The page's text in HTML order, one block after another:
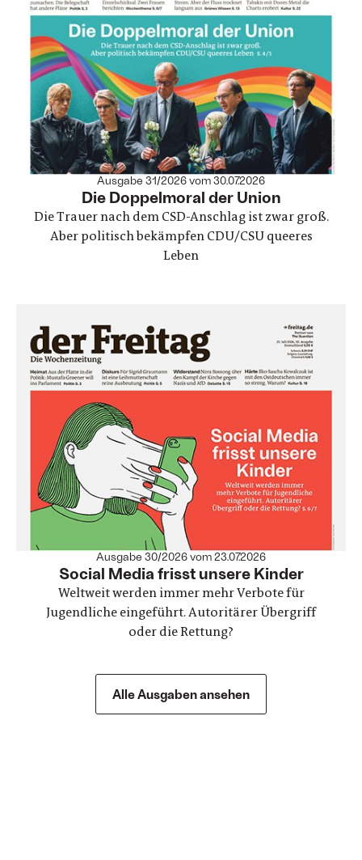
Ausgabe 31/2026 vom 30.07.2026
Die Doppelmoral der Union
Die Trauer nach dem CSD-Anschlag ist zwar groß.
Aber politisch bekämpfen CDU/CSU queeres
Leben
Ausgabe 30/2026 vom 23.07.2026
Social Media frisst unsere Kinder
Weltweit werden immer mehr Verbote für
Jugendliche eingeführt. Autoritärer Übergriff
oder die Rettung?
Alle Ausgaben ansehen